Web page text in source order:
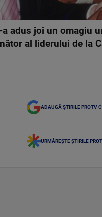
adus joi un omagiu
al liderului de la
ADAUGĂ ȘTIRILE PROTV
URMĂREȘTE ȘTIRILE